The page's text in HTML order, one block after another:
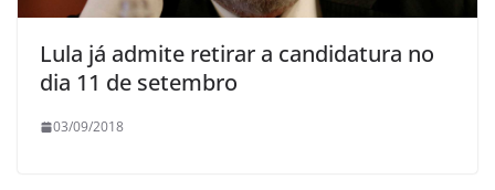
Lula já admite retirar a candidatura no
dia 11 de setembro
03/09/2018